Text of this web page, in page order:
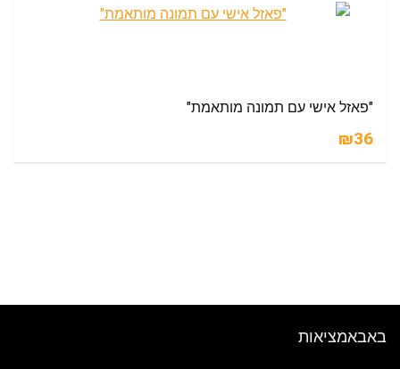
"פאזל אישי עם תמונה מותאמת"
₪36
באבאמציאות